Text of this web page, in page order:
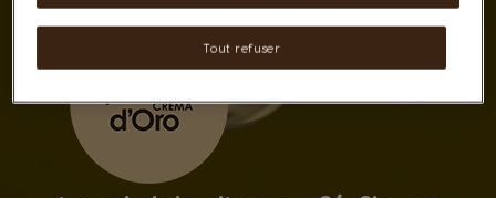
Tout refuser